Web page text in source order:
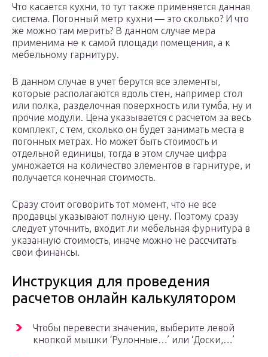
Что касается кухни, то тут также применяется данная
система. Погонный метр кухни — это сколько? И что
же можно там мерить? В данном случае мера
применима не к самой площади помещения, а к
мебельному гарнитуру.
В данном случае в учет берутся все элементы,
которые располагаются вдоль стен, например стол
или полка, разделочная поверхность или тумба, ну и
прочие модули. Цена указывается с расчетом за весь
комплект, с тем, сколько он будет занимать места в
погонных метрах. Но может быть стоимость и
отдельной единицы, тогда в этом случае цифра
умножается на количество элементов в гарнитуре, и
получается конечная стоимость.
Сразу стоит оговорить тот момент, что не все
продавцы указывают полную цену. Поэтому сразу
следует уточнить, входит ли мебельная фурнитура в
указанную стоимость, иначе можно не рассчитать
свои финансы.
Инструкция для проведения
расчетов онлайн калькулятором
Чтобы перевести значения, выберите левой
кнопкой мышки ‘Рулонные…’ или ‘Доски,…’